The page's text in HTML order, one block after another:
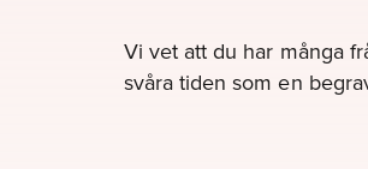
Vi vet att du har många
svåra tiden som en